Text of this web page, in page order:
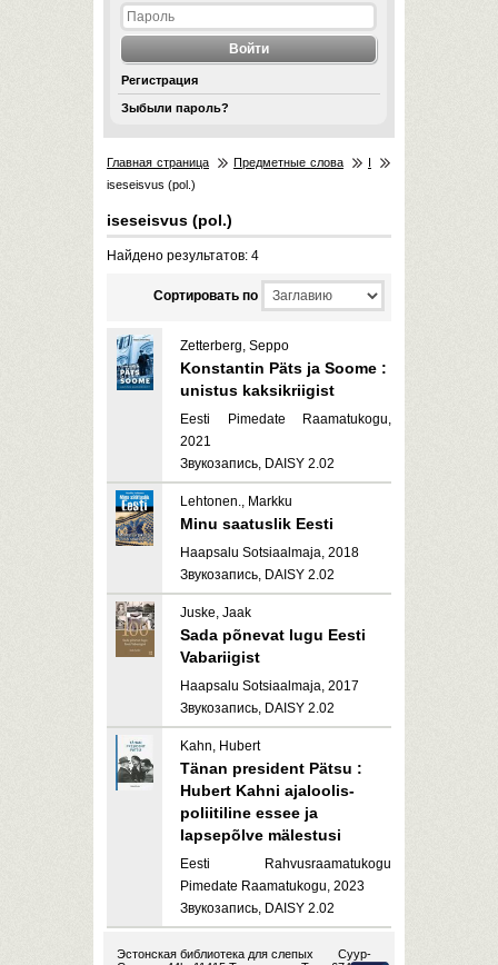
Регистрация
Зыбыли пароль?
Главная страница Предметные слова
I
iseseisvus (pol.)
iseseisvus (pol.)
Найдено результатов: 4
Cортировать по
Zetterberg, Seppo
Konstantin Päts ja Soome :
unistus kaksikriigist
Eesti Pimedate Raamatukogu,
2021
Звукозапись, DAISY 2.02
Lehtonen., Markku
Minu saatuslik Eesti
Haapsalu Sotsiaalmaja, 2018
Звукозапись, DAISY 2.02
Juske, Jaak
Sada põnevat lugu Eesti
Vabariigist
Haapsalu Sotsiaalmaja, 2017
Звукозапись, DAISY 2.02
Kahn, Hubert
Tänan president Pätsu :
Hubert Kahni ajaloolis-
poliitiline essee ja
lapsepõlve mälestusi
Eesti Rahvusraamatukogu
Pimedate Raamatukogu, 2023
Звукозапись, DAISY 2.02
Эстонская библиотека для слепых
Суур-